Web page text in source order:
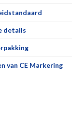
details
van CE Markering